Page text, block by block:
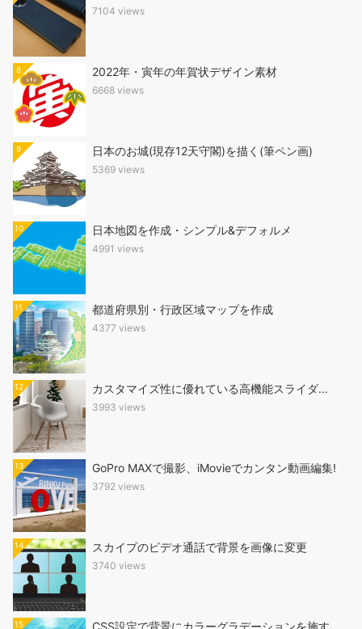
7104 views
8 2022年・寅年の年賀状デザイン素材
6668 views
9 日本のお城(現存12天守閣)を描く(筆ペン画)
5369 views
10 日本地図を作成・シンプル&デフォルメ
4991 views
11 都道府県別・行政区域マップを作成
4377 views
12 カスタマイズ性に優れている高機能スライダ…
3993 views
13 GoPro MAXで撮影、iMovieでカンタン動画編集!
3792 views
14 スカイプのビデオ通話で背景を画像に変更
3740 views
15 CSS設定で背景にカラーグラデーションを施す